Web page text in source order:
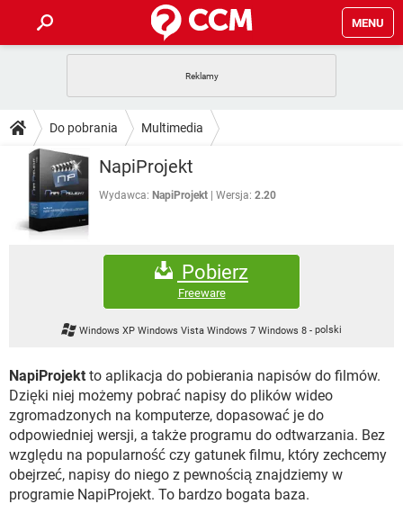
MENU
GRY WHATSAPP
SPOTIFY
INSTAGRAM FACEBOOK
WINDOWS 10
PORADY
PlayStation
GRY
SPOTIFY
DO POBRANIA
ANDROID TIKTOK
GRY
NETFLIX
FACEBOOK
FORUM
WHATSAPP
NETFLIX
INSTAGRAM FACEBOOK
TIKTOK
INSTAGRAM FACEBOOK
WINDOWS 10
Do pobrania Multimedia
NapiProjekt
Wydawca: NapiProjekt Wersja: 2.20
Pobierz
Freeware
Windows XP Windows Vista Windows 7 Windows 8-polski
NapiProjekt to aplikacja do pobierania napisów do filmów.
Dzięki niej możemy pobrać napisy do plików wideo
zgromadzonych na komputerze, dopasować je do
odpowiedniej wersji, a także programu do odtwarzania. Bez
względu na popularność czy gatunek filmu, który zechcemy
obejrzeć, napisy do niego z pewnością znajdziemy w
programie NapiProjekt. To bardzo bogata baza.